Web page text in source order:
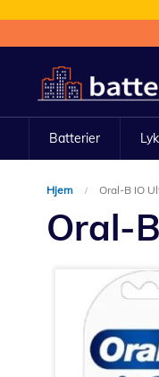
til
innhold
Batterier
Hjem Oral-B IO
Oral-
bildegalleri